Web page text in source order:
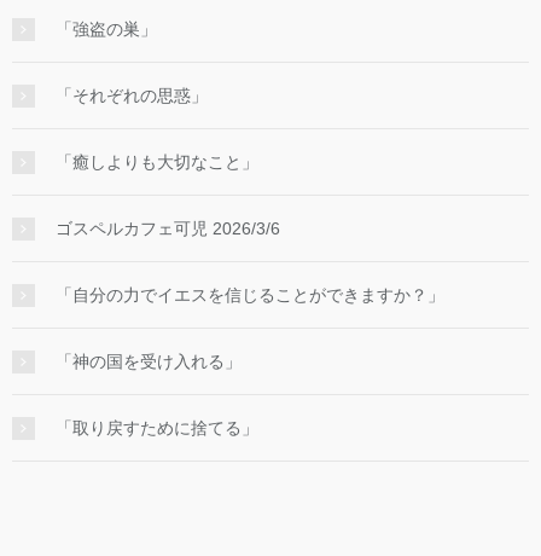
「強盗の巣」
「それぞれの思惑」
「癒しよりも大切なこと」
ゴスペルカフェ可児 2026/3/6
「自分の力でイエスを信じることができますか？」
「神の国を受け入れる」
「取り戻すために捨てる」